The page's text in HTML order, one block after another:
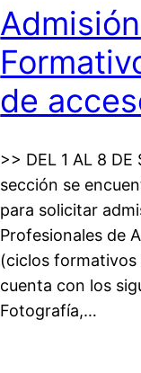
de
>> DEL 1 AL 8 DE
sección se
para solicitar
Profesionales de
(ciclos formativos
cuenta con los
Fotografía,…